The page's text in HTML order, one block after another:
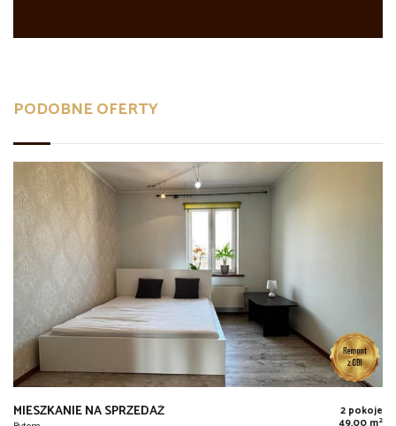
PODOBNE OFERTY
MIESZKANIE NA SPRZEDAŻ 2 pokoje
2